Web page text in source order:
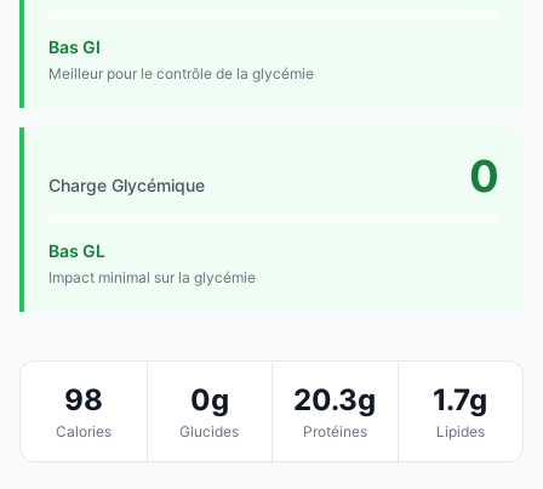
Bas GI
Meilleur pour le contrôle de la glycémie
Charge Glycémique 0
Bas GL
Impact minimal sur la glycémie
98
Calories
0g
Glucides
20.3g
Protéines
1.7g
Lipides